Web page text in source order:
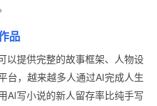
品
以提供完整的故事框架、人物设
台，越来越多人通过AI完成人生
AI写小说的新人留存率比纯手写